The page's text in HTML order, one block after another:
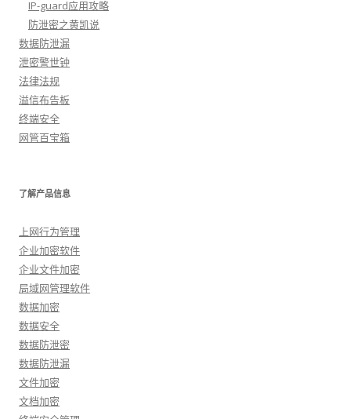
IP-guard应用攻略
防泄密之黄凯说
数据防泄漏
泄密警世钟
法律法规
溢信布告板
终端安全
网管百宝箱
了解产品信息
上网行为管理
企业加密软件
企业文件加密
局域网管理软件
数据加密
数据安全
数据防泄密
数据防泄漏
文件加密
文档加密